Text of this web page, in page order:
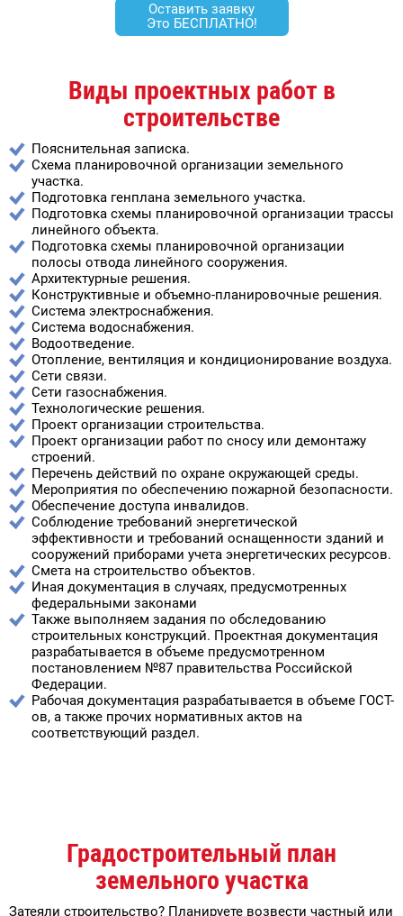
Оставить заявку
Это БЕСПЛАТНО!
Виды проектных работ в
строительстве
Пояснительная записка.
Схема планировочной организации земельного
участка.
Подготовка генплана земельного участка.
Подготовка схемы планировочной организации трассы
линейного объекта.
Подготовка схемы планировочной организации
полосы отвода линейного сооружения.
Архитектурные решения.
Конструктивные и объемно-планировочные решения.
Система электроснабжения.
Система водоснабжения.
Водоотведение.
Отопление, вентиляция и кондиционирование воздуха.
Сети связи.
Сети газоснабжения.
Технологические решения.
Проект организации строительства.
Проект организации работ по сносу или демонтажу
строений.
Перечень действий по охране окружающей среды.
Мероприятия по обеспечению пожарной безопасности.
Обеспечение доступа инвалидов.
Соблюдение требований энергетической
эффективности и требований оснащенности зданий и
сооружений приборами учета энергетических ресурсов.
Смета на строительство объектов.
Иная документация в случаях, предусмотренных
федеральными законами
Также выполняем задания по обследованию
строительных конструкций. Проектная документация
разрабатывается в объеме предусмотренном
постановлением №87 правительства Российской
Федерации.
Рабочая документация разрабатывается в объеме ГОСТ-
ов, а также прочих нормативных актов на
соответствующий раздел.
Градостроительный план
земельного участка
Затеяли строительство? Планируете возвести частный или